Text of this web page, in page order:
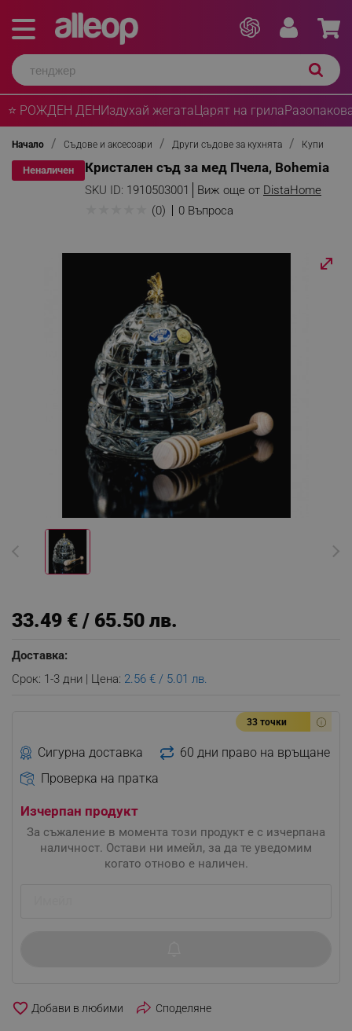
⭐ РОЖДЕН ДЕНИздухай жегатаЦарят на грила
Начало Съдове и аксесоари Други съдове за кухнята Купи
Неналичен Кристален съд за мед Пчела, Bohemia
SKU ID: 1910503001 Виж още от DistaHome
(0) 0 Въпроса
33.49 € / 65.50 лв.
Доставка:
Срок: 1-3 дни | Цена: 2.56 € / 5.01 лв.
33 точки
Сигурна доставка
60 дни право на връщане
Проверка на пратка
Изчерпан продукт
За съжаление в момента този продукт е с изчерпана
наличност. Остави ни имейл, за да те уведомим
когато отново е наличен.
favorite_border Споделяне